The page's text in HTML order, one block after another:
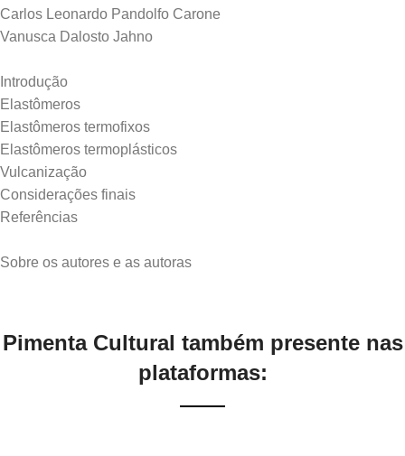
Carlos Leonardo Pandolfo Carone
Vanusca Dalosto Jahno
Introdução
Elastômeros
Elastômeros termofixos
Elastômeros termoplásticos
Vulcanização
Considerações finais
Referências
Pimenta Cultural também presente nas
plataformas: